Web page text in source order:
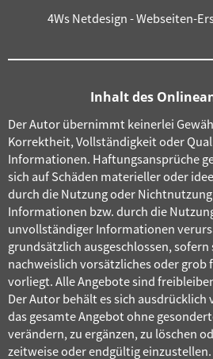
4Ws Netdesign - Webseiten-
Inhalt des
Der Autor übernimmt keinerlei
Korrektheit, Vollständigkeit oder
Informationen. Haftungsansprüche
sich auf Schäden materieller oder
durch die Nutzung oder
Informationen bzw. durch die
unvollständiger Informationen
grundsätzlich ausgeschlossen,
nachweislich vorsätzliches oder grob
vorliegt. Alle Angebote sind
Der Autor behält es sich ausdrücklich
das gesamte Angebot ohne
verändern, zu ergänzen, zu löschen
zeitweise oder endgültig einzustellen.